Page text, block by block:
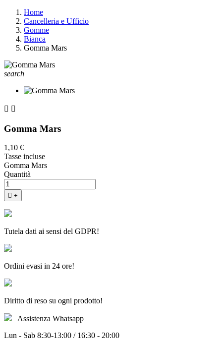
Home
Cancelleria e Ufficio
Gomme
Bianca
Gomma Mars
search
 
Gomma Mars
1,10 €
Tasse incluse
Gomma Mars
Quantità
 +
Tutela dati ai sensi del GDPR!
Ordini evasi in 24 ore!
Diritto di reso su ogni prodotto!
Assistenza Whatsapp
Lun - Sab 8:30-13:00 / 16:30 - 20:00